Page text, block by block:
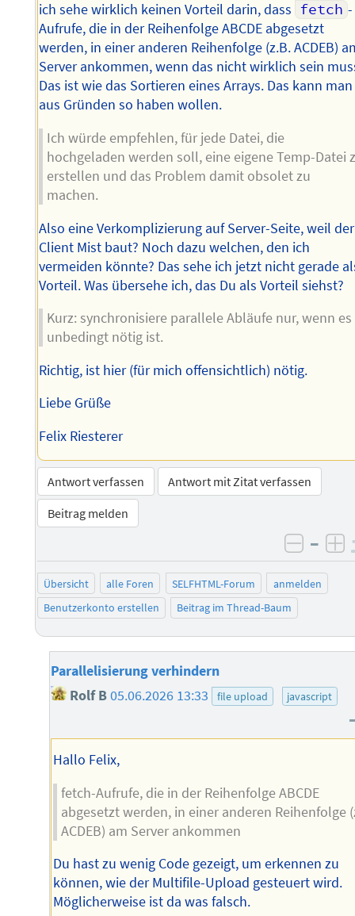
ich sehe wirklich keinen Vorteil darin, dass fetch -
Aufrufe, die in der Reihenfolge ABCDE abgesetzt
werden, in einer anderen Reihenfolge (z.B. ACDEB)
Server ankommen, wenn das nicht wirklich sein
Das ist wie das Sortieren eines Arrays. Das kann man
aus Gründen so haben wollen.
Ich würde empfehlen, für jede Datei, die
hochgeladen werden soll, eine eigene Temp-Datei
erstellen und das Problem damit obsolet zu
machen.
Also eine Verkomplizierung auf Server-Seite, weil der
Client Mist baut? Noch dazu welchen, den ich
vermeiden könnte? Das sehe ich jetzt nicht gerade
Vorteil. Was übersehe ich, das Du als Vorteil siehst?
Kurz: synchronisiere parallele Abläufe nur, wenn es
unbedingt nötig ist.
Richtig, ist hier (für mich offensichtlich) nötig.
Liebe Grüße
Felix Riesterer
Antwort verfassen
Antwort mit Zitat verfassen
Beitrag melden
–
Übersicht alle Foren SELFHTML-Forum
anmelden
Benutzerkonto erstellen
Beitrag im Thread-Baum
Parallelisierung verhindern
Rolf B05.06.2026 13:33 file upload javascript
Hallo Felix,
fetch-Aufrufe, die in der Reihenfolge ABCDE
abgesetzt werden, in einer anderen Reihenfolge
ACDEB) am Server ankommen
Du hast zu wenig Code gezeigt, um erkennen zu
können, wie der Multifile-Upload gesteuert wird.
Möglicherweise ist da was falsch.